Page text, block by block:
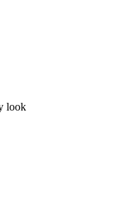
look